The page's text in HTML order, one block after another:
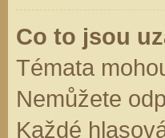
Co to jsou
Témata
Nemůžete
Každé